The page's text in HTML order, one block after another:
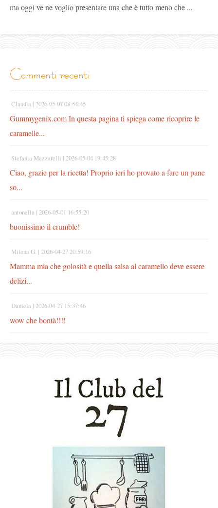
ma oggi ve ne voglio presentare una che è tutto meno che ...
commenti recenti
Claudia | 2026-05-07 08:54:45
Gummygenix.com In questa pagina ti spiega come ricoprire le
caramelle...
Stefania Mazzarelli | 2026-05-04 19:45:28
Ciao, grazie per la ricetta! Proprio ieri ho provato a fare un pane
so...
antonella | 2026-05-01 16:55:20
buonissimo il crumble!
Milena G. | 2026-04-27 20:59:16
Mamma mia che golosità e quella salsa al caramello deve essere
delizi...
Daniela | 2026-04-27 15:37:46
wow che bontà!!!!